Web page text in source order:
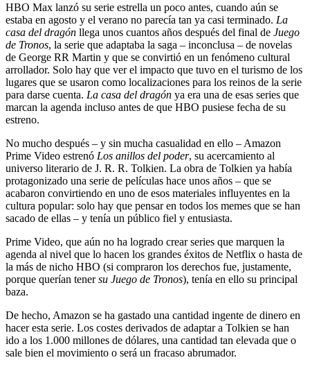
HBO Max lanzó su serie estrella un poco antes, cuando aún se
estaba en agosto y el verano no parecía tan ya casi terminado. La
casa del dragón llega unos cuantos años después del final de Juego
de Tronos, la serie que adaptaba la saga – inconclusa – de novelas
de George RR Martin y que se convirtió en un fenómeno cultural
arrollador. Solo hay que ver el impacto que tuvo en el turismo de los
lugares que se usaron como localizaciones para los reinos de la serie
para darse cuenta. La casa del dragón ya era una de esas series que
marcan la agenda incluso antes de que HBO pusiese fecha de su
estreno.
No mucho después – y sin mucha casualidad en ello – Amazon
Prime Video estrenó Los anillos del poder, su acercamiento al
universo literario de J. R. R. Tolkien. La obra de Tolkien ya había
protagonizado una serie de películas hace unos años – que se
acabaron convirtiendo en uno de esos materiales influyentes en la
cultura popular: solo hay que pensar en todos los memes que se han
sacado de ellas – y tenía un público fiel y entusiasta.
Prime Video, que aún no ha logrado crear series que marquen la
agenda al nivel que lo hacen los grandes éxitos de Netflix o hasta de
la más de nicho HBO (si compraron los derechos fue, justamente,
porque querían tenersu Juego de Tronos), tenía en ello su principal
baza.
De hecho, Amazon se ha gastado una cantidad ingente de dinero en
hacer esta serie. Los costes derivados de adaptar a Tolkien se han
ido a los 1.000 millones de dólares, una cantidad tan elevada que o
sale bien el movimiento o será un fracaso abrumador.